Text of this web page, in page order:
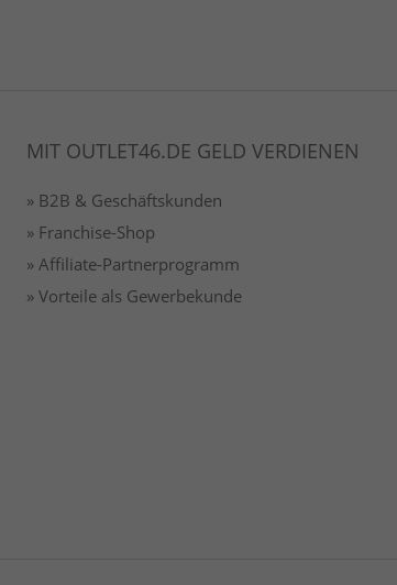
MIT OUTLET46.DE GELD VERDIENEN
» B2B & Geschäftskunden
» Franchise-Shop
» Affiliate-Partnerprogramm
» Vorteile als Gewerbekunde